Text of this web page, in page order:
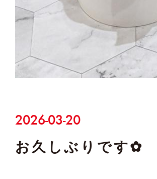
2026-03-20
お久しぶりです✿